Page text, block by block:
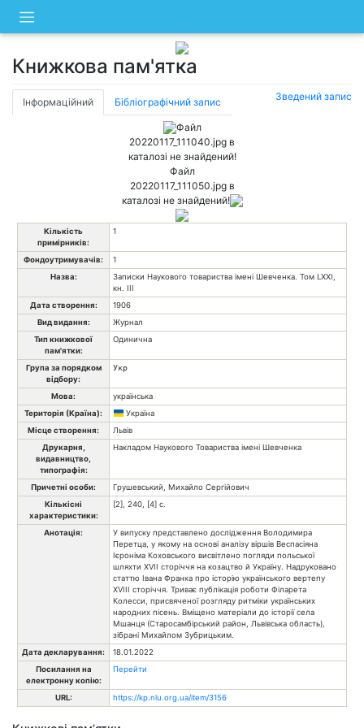
content
Книжкова пам'ятка
Інформаційний Бібліографічний запис Зведений запис
Файл
20220117_111040.jpg в
каталозі не знайдений!
Файл
20220117_111050.jpg в
каталозі не знайдений!
Кількість
примірників:
1
Фондоутримувачів:
1
Назва:
Записки Наукового товариства імені Шевченка. Том LХХІ,
кн. ІІІ
Дата створення:
1906
Вид видання:
Журнал
Тип книжкової
пам'ятки:
Одинична
Група за порядком
відбору:
Укр
Мова:
українська
Територія (Країна):
Україна
Місце створення:
Львів
Друкарня,
видавництво,
типографія:
Накладом Наукового Товариства імені Шевченка
Причетні особи:
Грушевський, Михайло Сергійович
Кількісні
характеристики:
[2], 240, [4] с.
Анотація:
У випуску представлено дослідження Володимира
Перетца, у якому на основі аналізу віршів Веспасіяна
Ієроніма Коховського висвітлено погляди польської
шляхти XVII сторіччя на козацтво й Україну. Надруковано
статтю Івана Франка про історію українського вертепу
XVIIІ сторіччя. Триває публікація роботи Філарета
Колесси, присвяченої розгляду ритміки українських
народних пісень. Вміщено матеріали до історії села
Мшанця (Старосамбірський район, Львівська область),
зібрані Михайлом Зубрицьким.
Дата декларування:
18.01.2022
Посилання на
електронну копію:
Перейти
URL: https://kp.nlu.org.ua/item/3156